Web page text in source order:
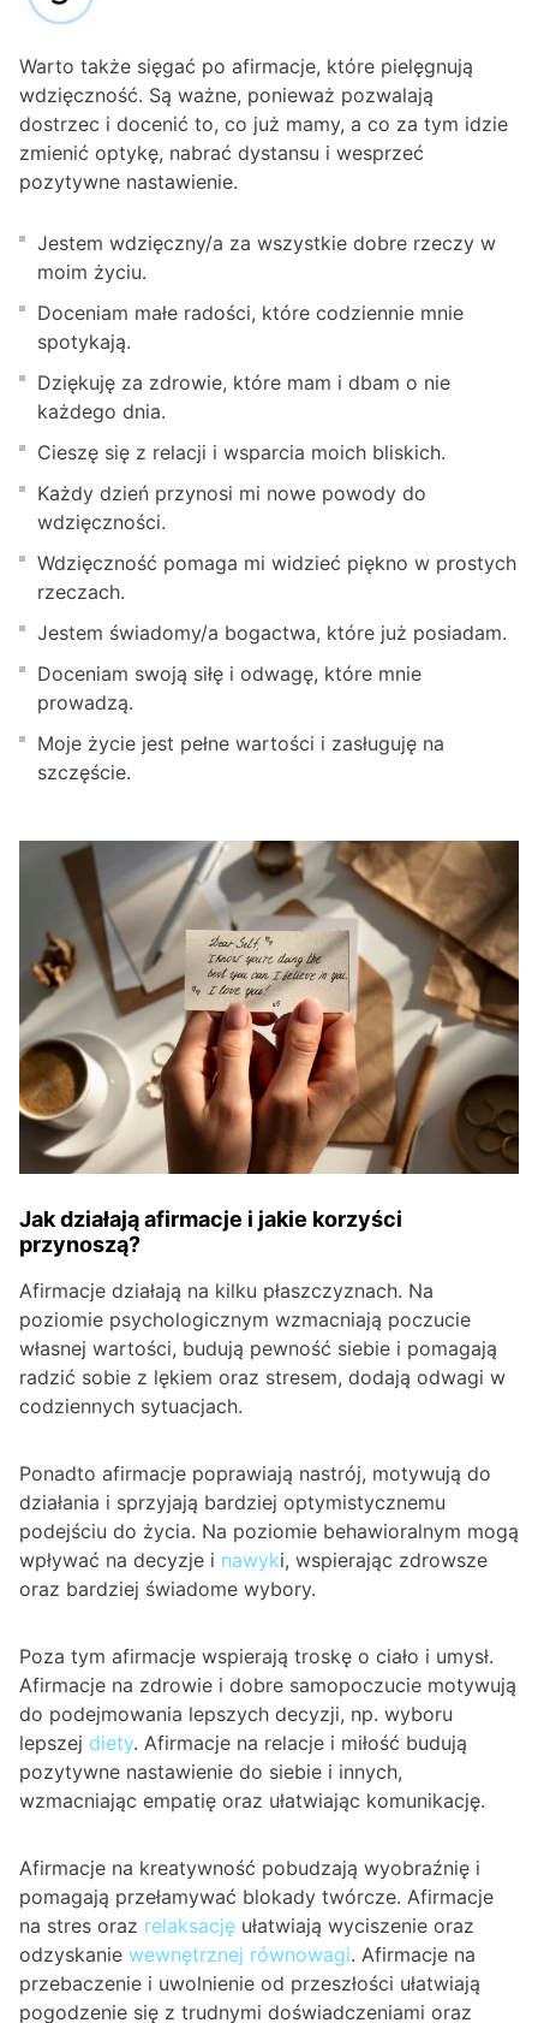
Warto także sięgać po afirmacje, które pielęgnują
wdzięczność. Są ważne, ponieważ pozwalają
dostrzec i docenić to, co już mamy, a co za tym idzie
zmienić optykę, nabrać dystansu i wesprzeć
pozytywne nastawienie.
Jestem wdzięczny/a za wszystkie dobre rzeczy w
moim życiu.
Doceniam małe radości, które codziennie mnie
spotykają.
Dziękuję za zdrowie, które mam i dbam o nie
każdego dnia.
Cieszę się z relacji i wsparcia moich bliskich.
Każdy dzień przynosi mi nowe powody do
wdzięczności.
Wdzięczność pomaga mi widzieć piękno w prostych
rzeczach.
Jestem świadomy/a bogactwa, które już posiadam.
Doceniam swoją siłę i odwagę, które mnie
prowadzą.
Moje życie jest pełne wartości i zasługuję na
szczęście.
Jak działają afirmacje i jakie korzyści
przynoszą?
Afirmacje działają na kilku płaszczyznach. Na
poziomie psychologicznym wzmacniają poczucie
własnej wartości, budują pewność siebie i pomagają
radzić sobie z lękiem oraz stresem, dodają odwagi w
codziennych sytuacjach.
Ponadto afirmacje poprawiają nastrój, motywują do
działania i sprzyjają bardziej optymistycznemu
podejściu do życia. Na poziomie behawioralnym mogą
wpływać na decyzje i nawyki, wspierając zdrowsze
oraz bardziej świadome wybory.
Poza tym afirmacje wspierają troskę o ciało i umysł.
Afirmacje na zdrowie i dobre samopoczucie motywują
do podejmowania lepszych decyzji, np. wyboru
lepszej diety. Afirmacje na relacje i miłość budują
pozytywne nastawienie do siebie i innych,
wzmacniając empatię oraz ułatwiając komunikację.
Afirmacje na kreatywność pobudzają wyobraźnię i
pomagają przełamywać blokady twórcze. Afirmacje
na stres oraz relaksację ułatwiają wyciszenie oraz
odzyskanie wewnętrznej równowagi. Afirmacje na
przebaczenie i uwolnienie od przeszłości ułatwiają
pogodzenie się z trudnymi doświadczeniami oraz